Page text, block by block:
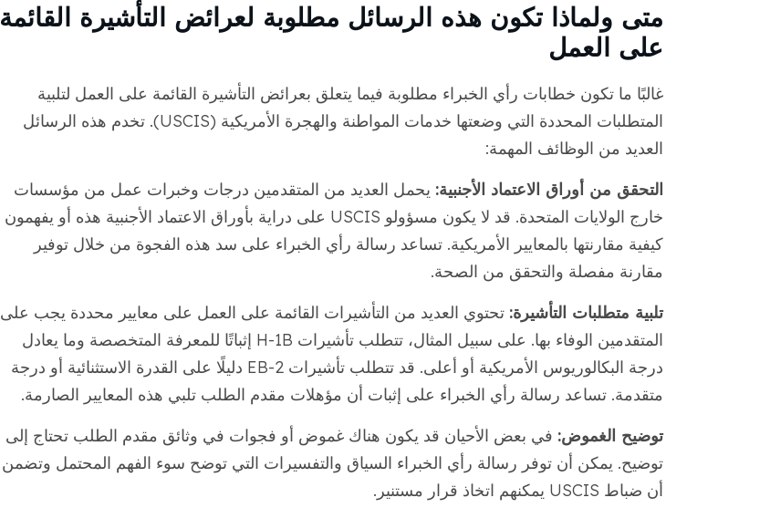
متى ولماذا تكون هذه الرسائل مطلوبة لعرائض التأشيرة القائمة
على العمل
غالبًا ما تكون خطابات رأي الخبراء مطلوبة فيما يتعلق بعرائض التأشيرة القائمة على العمل لتلبية
المتطلبات المحددة التي وضعتها خدمات المواطنة والهجرة الأمريكية (USCIS). تخدم هذه الرسائل
العديد من الوظائف المهمة:
التحقق من أوراق الاعتماد الأجنبية: يحمل العديد من المتقدمين درجات وخبرات عمل من مؤسسات
خارج الولايات المتحدة. قد لا يكون مسؤولو USCIS على دراية بأوراق الاعتماد الأجنبية هذه أو يفهمون
كيفية مقارنتها بالمعايير الأمريكية. تساعد رسالة رأي الخبراء على سد هذه الفجوة من خلال توفير
مقارنة مفصلة والتحقق من الصحة.
تلبية متطلبات التأشيرة: تحتوي العديد من التأشيرات القائمة على العمل على معايير محددة يجب على
المتقدمين الوفاء بها. على سبيل المثال، تتطلب تأشيرات H-1B إثباتًا للمعرفة المتخصصة وما يعادل
درجة البكالوريوس الأمريكية أو أعلى. قد تتطلب تأشيرات EB-2 دليلًا على القدرة الاستثنائية أو درجة
متقدمة. تساعد رسالة رأي الخبراء على إثبات أن مؤهلات مقدم الطلب تلبي هذه المعايير الصارمة.
توضيح الغموض: في بعض الأحيان قد يكون هناك غموض أو فجوات في وثائق مقدم الطلب تحتاج إلى
توضيح. يمكن أن توفر رسالة رأي الخبراء السياق والتفسيرات التي توضح سوء الفهم المحتمل وتضمن
أن ضباط USCIS يمكنهم اتخاذ قرار مستنير.